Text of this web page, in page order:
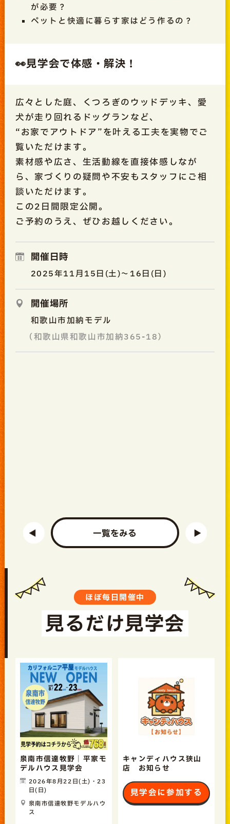
が必要？
ペットと快適に暮らす家はどう作るの？
👀見学会で体感・解決！
広々とした庭、くつろぎのウッドデッキ、愛
犬が走り回れるドッグランなど、
“お家でアウトドア”を叶える工夫を実物でご
覧いただけます。
素材感や広さ、生活動線を直接体感しなが
ら、家づくりの疑問や不安もスタッフにご相
談いただけます。
この2日間限定公開。
ご予約のうえ、ぜひお越しください。
開催日時
2025年11月15日(土)～16日(日)
開催場所
和歌山市加納モデル
（和歌山県和歌山市加納365-18）
一覧をみる
ほぼ毎日開催中
見るだけ見学会
泉南市信達牧野｜平家モ
デルハウス見学会
2026年8月22日(土)・23
日(日)
泉南市信達牧野モデルハウ
ス
キャンディハウス狭山
店 お知らせ
見学会に参加する